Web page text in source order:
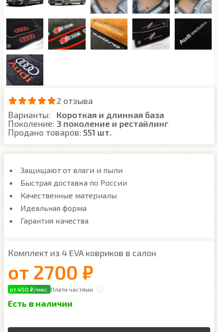
2 отзыва
Варианты:
Короткая и длинная база
Поколение: 3 поколение и рестайлинг
Продано товаров: 551 шт.
Защищают от влаги и пыли
Быстрая доставка по России
Качественные материалы
Идеальная форма
Гарантия качества
Комплект из 4 EVA ковриков в салон
от 2700 ₽
от 450 ₽/мес. Плати частями
Есть в наличии